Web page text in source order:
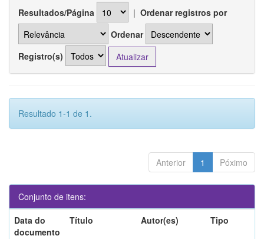
Resultados/Página | Ordenar registros por
Ordenar
Registro(s)
Resultado 1-1 de 1.
Anterior 1 Póximo
Conjunto de itens:
Data do
documento
Título Autor(es) Tipo